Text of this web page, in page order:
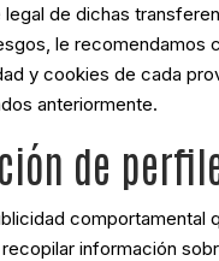
legal de dichas
le recomendamos
y cookies de cada
anteriormente.
de
comportamental
información